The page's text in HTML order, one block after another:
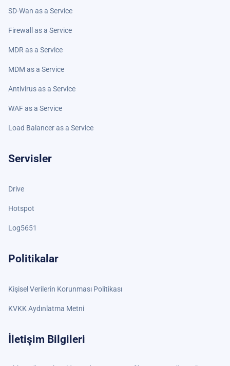
SD-Wan as a Service
Firewall as a Service
MDR as a Service
MDM as a Service
Antivirus as a Service
WAF as a Service
Load Balancer as a Service
Servisler
Drive
Hotspot
Log5651
Politikalar
Kişisel Verilerin Korunması Politikası
KVKK Aydınlatma Metni
İletişim Bilgileri